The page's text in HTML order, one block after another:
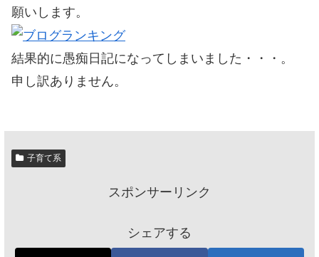
願いします。
結果的に愚痴日記になってしまいました・・・。
申し訳ありません。
子育て系
スポンサーリンク
シェアする